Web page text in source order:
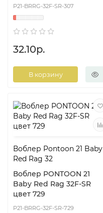
P21-BRRG-32F-SR-307
32.10р.
В корзину
Воблер Pontoon 21 Baby
Red Rag 32
Воблер PONTOON 21
Baby Red Rag 32F-SR
цвет 729
P21-BRRG-32F-SR-729